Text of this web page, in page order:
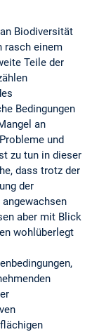
Biodiversität
rasch einem
Teile der
Bedingungen
an
und
zu tun in dieser
dass trotz der
der
aber mit Blick
wohlüberlegt